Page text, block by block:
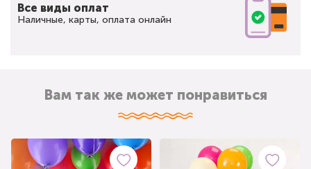
Все виды оплат
Наличные, карты, оплата онлайн
Вам так же может понравиться